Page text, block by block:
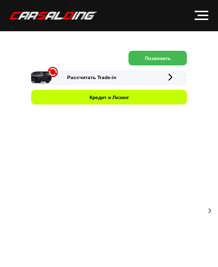
Рассчитать Trade-in
Кредит и Лизинг
Позвонить